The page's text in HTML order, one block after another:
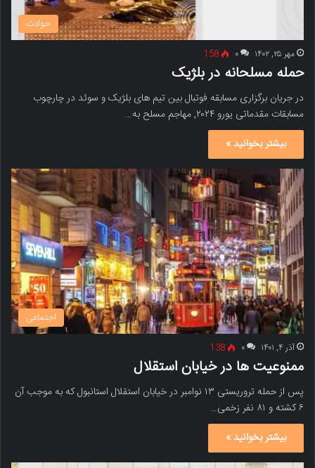
حوادث
مهر ۲۵, ۱۴۰۲ ۰ 158
حمله مسلحانه در بلژیک
در جریان برگزاری مسابقه فوتبال بین تیم های بلژیک و سوئد در چارچوب
مسابقات مقدماتی یورو ۲۰۲۴, مهاجم مسلح به…
بیشتر بخوانید »
اجتماعی
آذر ۴, ۱۴۰۱ ۰ 138
ممنوعیت ها در خیابان استقلال
پس از حمله تروریستی ۱۳ نوامبر در خیابان استقلال استانبول که به موجب آن
۶ کشته و ۸۱ نفر زخمی…
بیشتر بخوانید »